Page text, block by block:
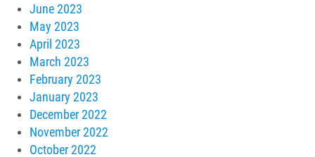
June 2023
May 2023
April 2023
March 2023
February 2023
January 2023
December 2022
November 2022
October 2022